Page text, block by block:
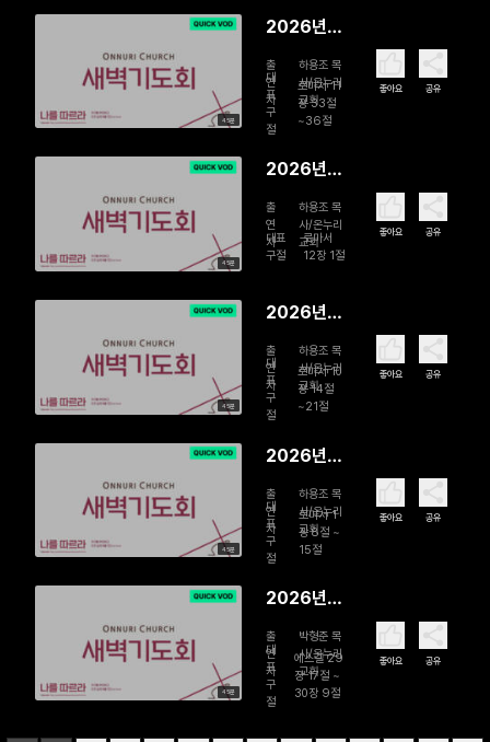
도회 | 지금
은 자다가
깰 때입니
다
45분
2026년
일 故하용
조 목사 15
주기 새벽
기도회 | 구
출
연
자
하용조 목
사/온누리
교회
대
표
구
절
로마서 11
장 33절
~36절
좋아요 공유
45분
2026년
일 故하용
조 목사 15
기도회 | 구
을 드리라
출
연
자
하용조 목
사/온누리
교회
대표
구절
로마서
12장 1절
좋아요 공유
45분
2026년
일 故하용
조 목사 15
주기 새벽
기도회 | 믿
음은 들음
에서 난다
출
연
자
하용조 목
사/온누리
교회
대
표
구
절
로마서 10
장 14절
~21절
좋아요 공유
45분
2026년
故하용조
목사 15주
기 새벽기
도회 | 복음
출
연
자
하용조 목
사/온누리
교회
대
표
구
절
로마서 1
장 8절 ~
15절
좋아요 공유
45분
2026년
일 교만의
권세를 꺾
는 하나님
출
연
자
박형준 목
사/온누리
교회
대
표
구
절
에스겔 29
장 17절 ~
30장 9절
좋아요 공유